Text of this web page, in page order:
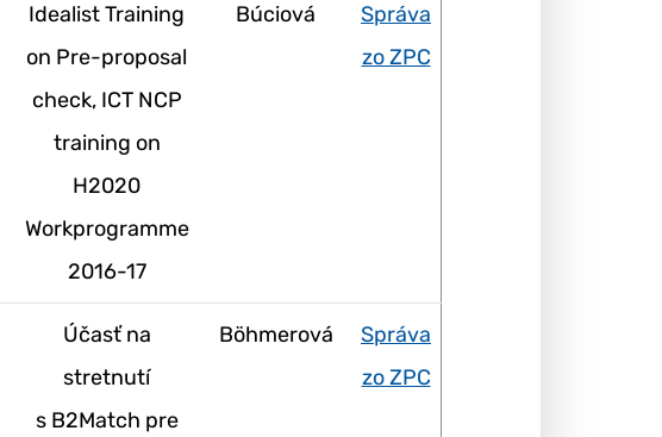
Idealist Training
on Pre-proposal
check, ICT NCP
training on
H2020
Workprogramme
2016-17
Búciová
Správa
zo ZPC
Účasť na
stretnutí
s B2Match pre
Böhmerová
Správa
zo ZPC